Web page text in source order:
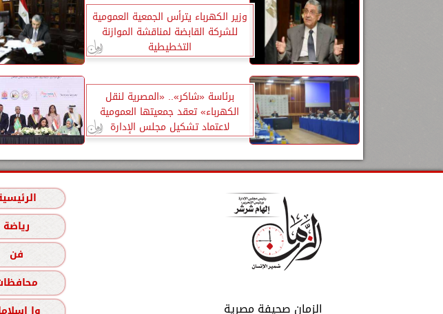
وزير الكهرباء يترأس الجمعية العمومية
للشركة القابضة لمناقشة الموازنة
التخطيطية
برئاسة «شاكر».. «المصرية لنقل
الكهرباء» تعقد جمعيتها العمومية
لاعتماد تشكيل مجلس الإدارة
الزمان صحيفة مصرية
رياضة
فن